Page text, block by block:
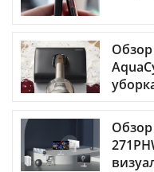
Обзор
Обзор